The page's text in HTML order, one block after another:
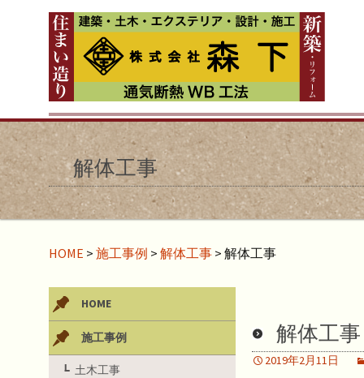
解体工事
HOME > 施工事例 > 解体工事 > 解体工事
解体工事
2019年2月11日
HOME
施工事例
土木工事